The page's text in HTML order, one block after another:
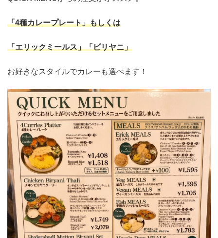
「4種カレープレート」もしくは
「エリックミールス」「ビリヤニ」
お好きなスタイルでカレーも選べます！